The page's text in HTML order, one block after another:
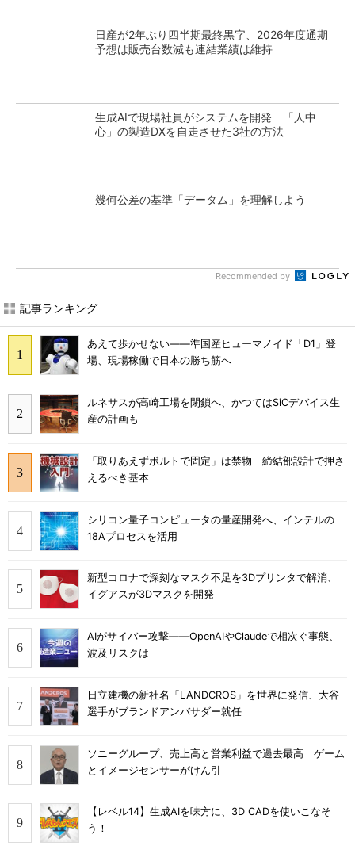
日産が2年ぶり四半期最終黒字、2026年度通期
予想は販売台数減も連結業績は維持
生成AIで現場社員がシステムを開発 「人中
心」の製造DXを自走させた3社の方法
幾何公差の基準「データム」を理解しよう
Recommended by
記事ランキング
あえて歩かせない――準国産ヒューマノイド「D1」登
場、現場稼働で日本の勝ち筋へ
ルネサスが高崎工場を閉鎖へ、かつてはSiCデバイス生
産の計画も
「取りあえずボルトで固定」は禁物 締結部設計で押さ
えるべき基本
シリコン量子コンピュータの量産開発へ、インテルの
18Aプロセスを活用
新型コロナで深刻なマスク不足を3Dプリンタで解消、
イグアスが3Dマスクを開発
AIがサイバー攻撃――OpenAIやClaudeで相次ぐ事態、
波及リスクは
日立建機の新社名「LANDCROS」を世界に発信、大谷
選手がブランドアンバサダー就任
ソニーグループ、売上高と営業利益で過去最高 ゲーム
とイメージセンサーがけん引
【レベル14】生成AIを味方に、3D CADを使いこなそ
う！